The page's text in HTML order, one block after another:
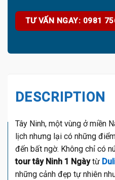
TƯ VẤN NGAY: 0981
DESCRIPTION
Tây Ninh, một vùng ở miền
lịch nhưng lại có những
đến bất ngờ. Không chỉ có
tour tây Ninh 1 Ngàytừ
những cảnh đẹp tự nhiên